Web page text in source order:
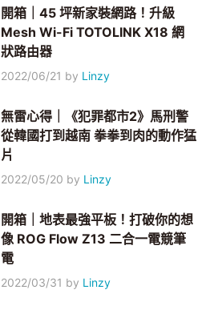
開箱｜45 坪新家裝網路！升級
Mesh Wi-Fi TOTOLINK X18 網
狀路由器
2022/06/21 by Linzy
無雷心得｜《犯罪都市2》馬刑警
從韓國打到越南 拳拳到肉的動作猛
片
2022/05/20 by Linzy
開箱｜地表最強平板！打破你的想
像 ROG Flow Z13 二合一電競筆
電
2022/03/31 by Linzy